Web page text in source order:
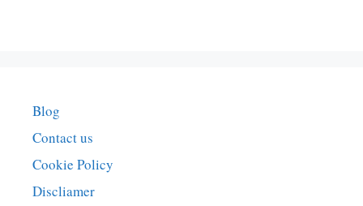
Blog
Contact us
Cookie Policy
Discliamer